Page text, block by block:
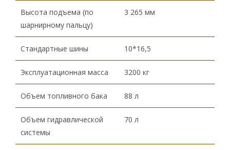
Высота подъема (по
шарнирному пальцу)
3 265 мм
Стандартные шины 10*16,5
Эксплуатационная масса 3200 кг
Объем топливного бака 88 л
Объем гидравлической
системы
70 л